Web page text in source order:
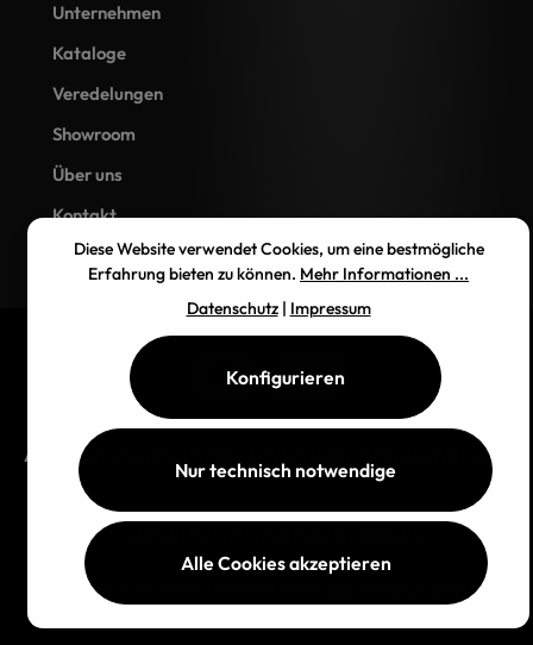
Unternehmen
Kataloge
Veredelungen
Showroom
Über uns
Kontakt
AGB Impressum Versand
Alle Preise inkl. gesetzl. Mehrwertsteuer zzgl.
und
Diese Website verwendet Cookies, um eine bestmögliche
Erfahrung bieten zu können. Mehr Informationen ...
Datenschutz| Impressum
Nur technisch notwendige
Konfigurieren
Alle Cookies akzeptieren